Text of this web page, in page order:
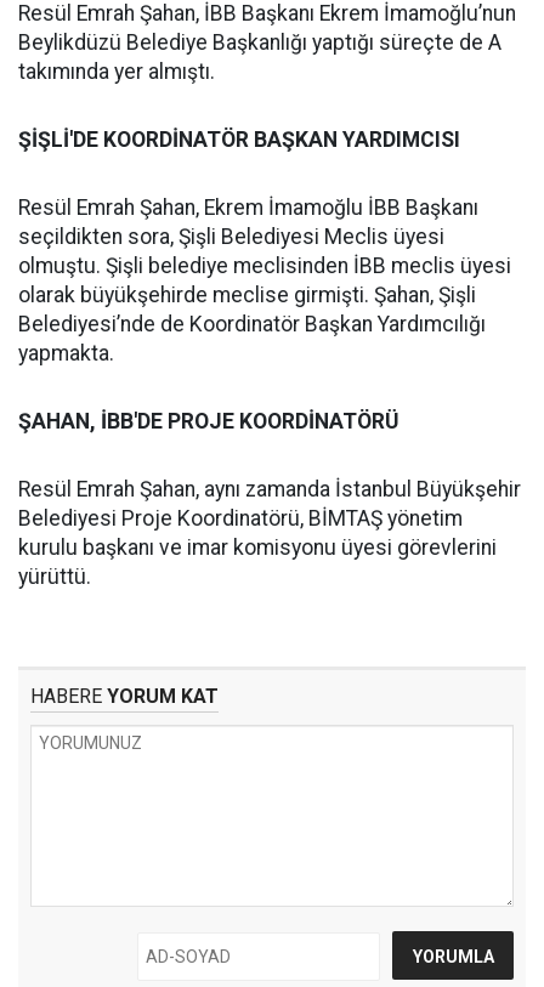
Resül Emrah Şahan, İBB Başkanı Ekrem İmamoğlu’nun
Beylikdüzü Belediye Başkanlığı yaptığı süreçte de A
takımında yer almıştı.
ŞİŞLİ'DE KOORDİNATÖR BAŞKAN YARDIMCISI
Resül Emrah Şahan, Ekrem İmamoğlu İBB Başkanı
seçildikten sora, Şişli Belediyesi Meclis üyesi
olmuştu. Şişli belediye meclisinden İBB meclis üyesi
olarak büyükşehirde meclise girmişti. Şahan, Şişli
Belediyesi’nde de Koordinatör Başkan Yardımcılığı
yapmakta.
ŞAHAN, İBB'DE PROJE KOORDİNATÖRÜ
Resül Emrah Şahan, aynı zamanda İstanbul Büyükşehir
Belediyesi Proje Koordinatörü, BİMTAŞ yönetim
kurulu başkanı ve imar komisyonu üyesi görevlerini
yürüttü.
HABERE YORUM KAT